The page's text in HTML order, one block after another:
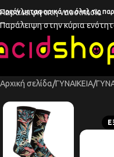
Παράλειψη στη ναυσιπλοΐα
Παράλειψη στην κύρια
μεταφορικά για όλες τις
Αρχική σελίδα ΓΥΝΑΙΚΕΙΑ